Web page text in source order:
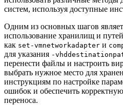
систем, используя доступные
Одним из основных шагов
использование хранилищ и
как set-vmnetworkadapter и
для указания -
перенести файлы и настроить
выбрать нужное место для
инструкциям по настройке
ошибок и обеспечить
переноса.